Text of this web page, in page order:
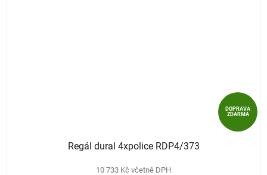
DOPRAVA
ZDARMA
Regál dural 4xpolice RDP4/373
10 733 Kč včetně DPH